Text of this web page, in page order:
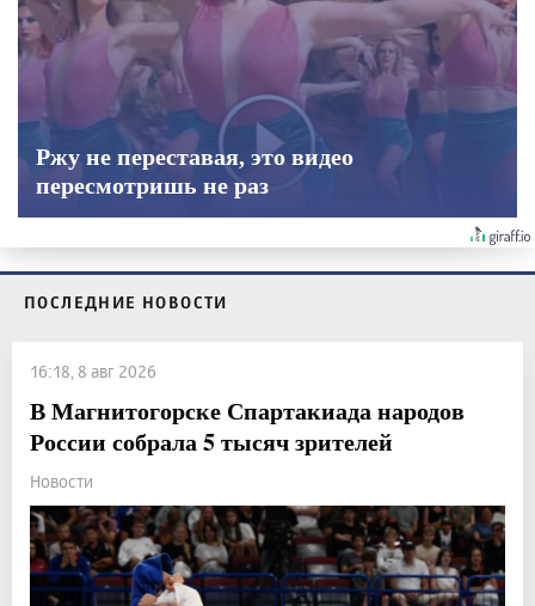
Ржу не переставая, это видео
пересмотришь не раз
ПОСЛЕДНИЕ НОВОСТИ
16:18, 8 авг 2026
В Магнитогорске Спартакиада народов
России собрала 5 тысяч зрителей
Новости